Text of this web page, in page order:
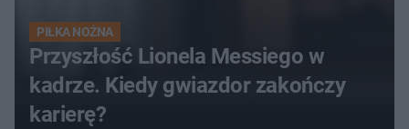
PIŁKA NOŻNA
Przyszłość Lionela Messiego w
kadrze. Kiedy gwiazdor zakończy
karierę?